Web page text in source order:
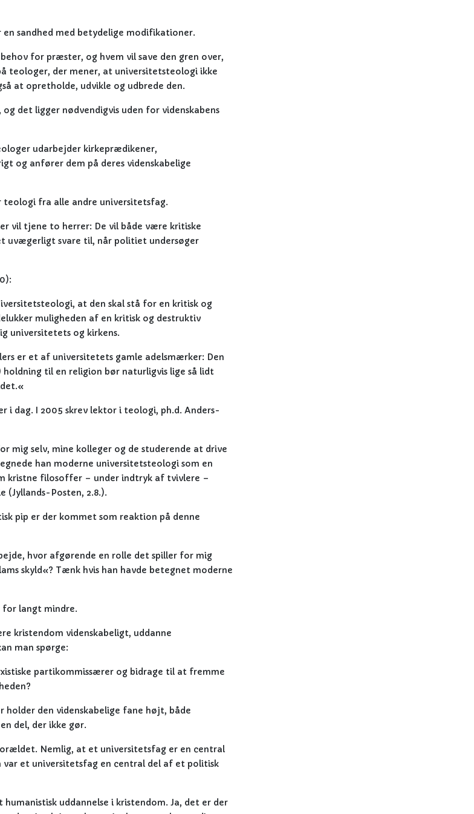
sandhed med betydelige modifikationer.
for præster, og hvem vil save den gren over,
teologer, der mener, at universitetsteologi ikke
at opretholde, udvikle og udbrede den.
det ligger nødvendigvis uden for videnskabens
udarbejder kirkeprædikener,
og anfører dem på deres videnskabelige
teologi fra alle andre universitetsfag.
vil tjene to herrer: De vil både være kritiske
uvægerligt svare til, når politiet undersøger
at den skal stå for en kritisk og
muligheden af en kritisk og destruktiv
universitetets og kirkens.
er et af universitetets gamle adelsmærker: Den
til en religion bør naturligvis lige så lidt
i dag. I 2005 skrev lektor i teologi, ph.d. Anders-
mig selv, mine kolleger og de studerende at drive
han moderne universitetsteologi som en
kristne filosoffer – under indtryk af tvivlere –
(Jyllands-Posten, 2.8.).
pip er der kommet som reaktion på denne
hvor afgørende en rolle det spiller for mig
skyld«? Tænk hvis han havde betegnet moderne
for langt mindre.
kristendom videnskabeligt, uddanne
man spørge:
partikommissærer og bidrage til at fremme
holder den videnskabelige fane højt, både
del, der ikke gør.
Nemlig, at et universitetsfag er en central
et universitetsfag en central del af et politisk
uddannelse i kristendom. Ja, det er der